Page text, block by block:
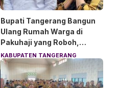
Bupati Tangerang Bangun
Ulang Rumah Warga di
Pakuhaji yang Roboh,
Pemilik Menangis Haru
KABUPATEN TANGERANG